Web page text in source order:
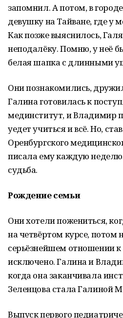
запомнил. А потом, в
девушку на Тайване, где у
Как позже выяснилось,
неподалёку. Помню, у неё
белая шапка с длинными
Они познакомились,
Галина готовилась к
мединститут, и Владимир
уедет учиться и всё. Но,
Оренбургского
писала ему каждую
судьба.
Рождение семьи
Они хотели пожениться,
на четвёртом курсе, потом
серьёзнейшем отношении к
исключено. Галина и
когда она заканчивала
Зеленцова стала Галиной
Выпуск первого